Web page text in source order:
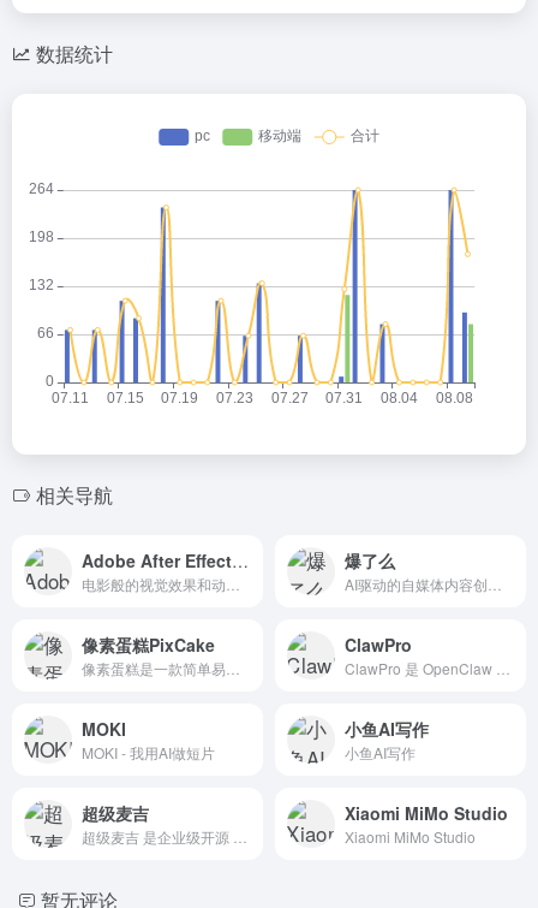
数据统计
相关导航
Adobe After Effects CC 爆了么
像素蛋糕PixCake ClawPro
MOKI
MOKI - 我用AI做短片
小鱼AI写作
小鱼AI写作
超级麦吉 Xiaomi MiMo Studio
Xiaomi MiMo Studio
暂无评论